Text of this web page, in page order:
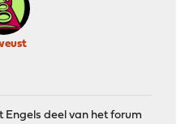
Engels deel van het forum